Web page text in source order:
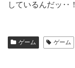
しているんだッ‥！
ゲーム ゲーム